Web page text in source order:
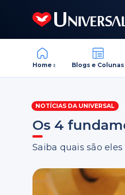
Home Blogs e Colunas
NOTÍCIAS DA UNIVERSAL
Os 4
Saiba quais são